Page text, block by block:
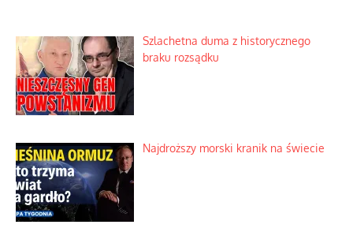
Szlachetna duma z historycznego
braku rozsądku
Najdroższy morski kranik na świecie